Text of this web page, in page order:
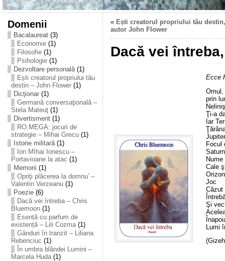
Domenii
Bacalaureat(3)
Economie(1)
Filosofie(1)
Psihologie(1)
Dezvoltare personală(1)
Ești creatorul propriului tău
destin – John Flower(1)
Dicţionar(1)
Germană conversaţională –
Stela Mateuţ(1)
Divertisment(1)
RO.MEGA: jocuri de
strategie – Mihai Grecu(1)
Istorie militară(1)
Ion MIhai Ionescu –
Portavioane la atac (1)
Memorii (1)
Opriţi plăcerea la domnu' –
Valentin Verzeanu(1)
Poezie(6)
Dacă vei întreba – Chris
Bluemoon(1)
Esență cu parfum de
existență – Lili Cozma(1)
Gânduri în tranzit – Liliana
Rebenciuc (1)
În umbra blândei Lumini –
Marcela Huda(1)
« Ești creatorul propriului tău destin,
autor John Flower
Dacă vei
Ecce
Omul,
prin
Ţi-a
Iar
Jupiter
Focul
Saturn
Cale
Joc
Căzut
Şi
Lumi